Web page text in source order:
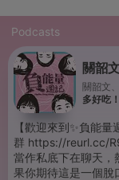
Podcasts
關韶
關韶文
多好吃
【歡迎來到✨負能
群 https://reurl.cc/R971gg - 這是一個純聊天的頻
當作私底下在聊天，
果你期待這是一個